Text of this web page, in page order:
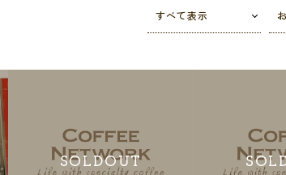
化が困難であり、すべて手作業で行われるため、収穫量
たブルーマウンテンは、「コーヒーの王様」と呼ばれ
すべて表示
SOLDOUT